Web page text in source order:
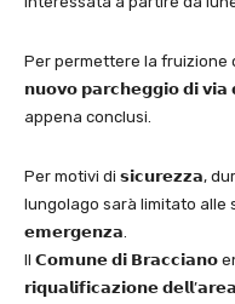
Per permettere la fruizione
𝗻𝘂𝗼𝘃𝗼 𝗽𝗮𝗿𝗰𝗵𝗲𝗴𝗴𝗶𝗼 𝗱𝗶
appena conclusi.
Per motivi di 𝘀𝗶𝗰𝘂𝗿𝗲𝘇𝘇𝗮,
lungolago sarà limitato alle
𝗲𝗺𝗲𝗿𝗴𝗲𝗻𝘇𝗮.
Il 𝗖𝗼𝗺𝘂𝗻𝗲 𝗱𝗶 𝗕𝗿𝗮𝗰𝗰𝗶𝗮𝗻𝗼
𝗿𝗶𝗾𝘂𝗮𝗹𝗶𝗳𝗶𝗰𝗮𝘇𝗶𝗼𝗻𝗲